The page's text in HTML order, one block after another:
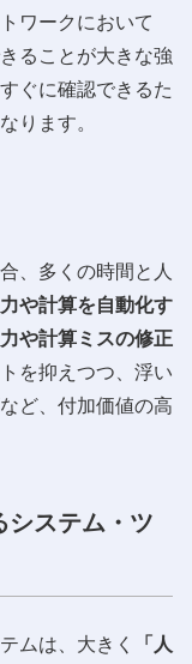
ワークにおいて
ることが大きな強
ぐに確認できるた
ります。
、多くの時間と人
や計算を自動化す
や計算ミスの修正
を抑えつつ、浮い
ど、付加価値の高
システム・ツ
ムは、大きく
「人